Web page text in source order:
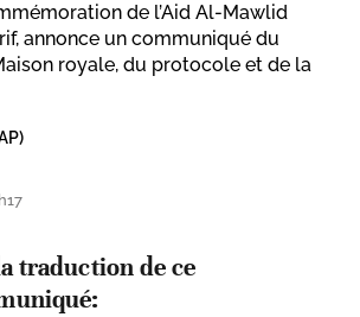
de l’Aid Al-Mawlid
annonce un communiqué du
royale, du protocole et de la
traduction de ce